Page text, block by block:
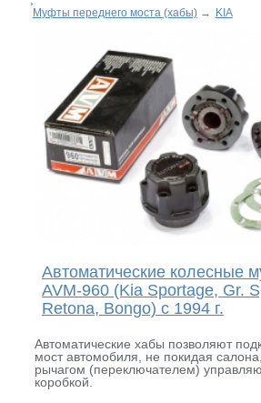
Муфты переднего моста (хабы)→ KIA
Автоматические колесные
AVM-960 (Kia Sportage, Gr.
Retona, Bongo) с 1994 г.
Автоматические хабы позволяют
мост автомобиля, не покидая
рычагом (переключателем)
коробкой.